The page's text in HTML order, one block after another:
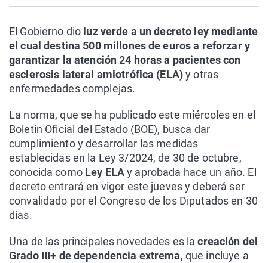
El Gobierno dio luz verde a un decreto ley mediante
el cual destina 500 millones de euros a reforzar y
garantizar la atención 24 horas a pacientes con
esclerosis lateral amiotrófica (ELA)y otras
enfermedades complejas.
La norma, que se ha publicado este miércoles en el
Boletín Oficial del Estado (BOE), busca dar
cumplimiento y desarrollar las medidas
establecidas en la Ley 3/2024, de 30 de octubre,
conocida comoLey ELAy aprobada hace un año. El
decreto entrará en vigor este jueves y deberá ser
convalidado por el Congreso de los Diputados en 30
días.
Una de las principales novedades es la creación del
Grado III+ de dependencia extrema, que incluye a